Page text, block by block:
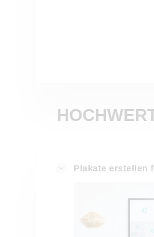
Plakate erstellen